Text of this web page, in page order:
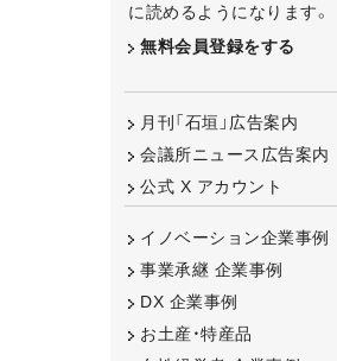
に読めるようになります。
無料会員登録をする
月刊「石垣」広告案内
会議所ニュース広告案内
公式 X アカウント
イノベーション企業事例
事業承継 企業事例
DX 企業事例
お土産・特産品